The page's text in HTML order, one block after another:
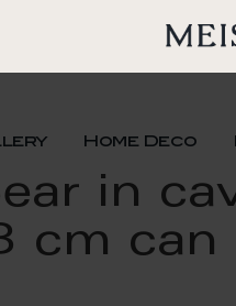
Home Deco
in
cm